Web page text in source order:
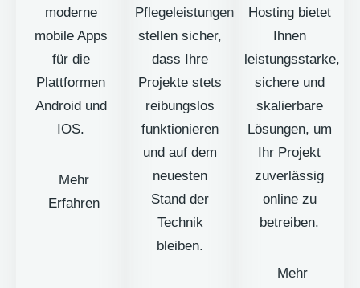
moderne
mobile Apps
für die
Plattformen
Android und
IOS.
Mehr
Erfahren
Pflegeleistungen
stellen sicher,
dass Ihre
Projekte stets
reibungslos
funktionieren
und auf dem
neuesten
Stand der
Technik
bleiben.
Hosting bietet
Ihnen
leistungsstarke,
sichere und
skalierbare
Lösungen, um
Ihr Projekt
zuverlässig
online zu
betreiben.
Mehr